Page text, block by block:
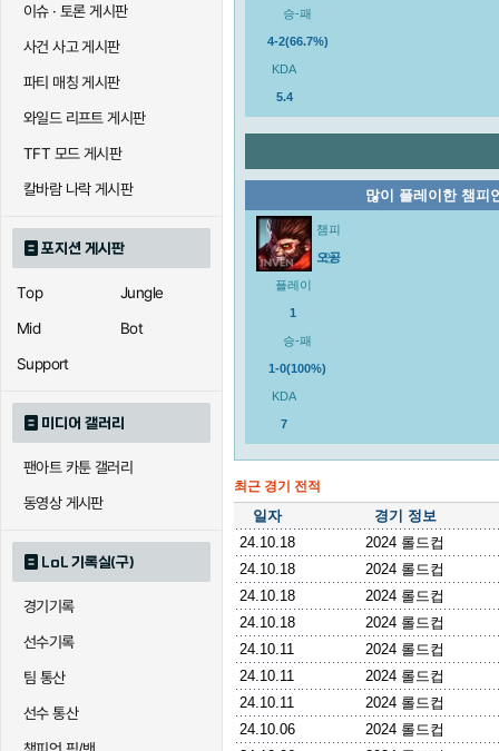
이슈 · 토론 게시판
사건 사고 게시판
파티 매칭 게시판
와일드 리프트 게시판
TFT 모드 게시판
칼바람 나락 게시판
포지션 게시판
Top
Jungle
Mid
Bot
Support
미디어 갤러리
팬아트 카툰 갤러리
동영상 게시판
LoL 기록실(구)
경기기록
선수기록
팀 통산
선수 통산
승-패
4-2(66.7%)
KDA
5.4
많이 플레이한 챔피
챔피
언
오공
플레이
1
승-패
1-0(100%)
KDA
7
최근 경기 전적
일자
경기 정보
24.10.18
2024 롤드컵
24.10.18
2024 롤드컵
24.10.18
2024 롤드컵
24.10.18
2024 롤드컵
24.10.11
2024 롤드컵
24.10.11
2024 롤드컵
24.10.11
2024 롤드컵
24.10.06
2024 롤드컵